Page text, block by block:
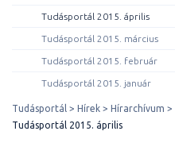
Tudásportál 2015. április
Tudásportál 2015. március
Tudásportál 2015. február
Tudásportál 2015. január
Tudásportál Hírek Hírarchívum
Tudásportál 2015. április